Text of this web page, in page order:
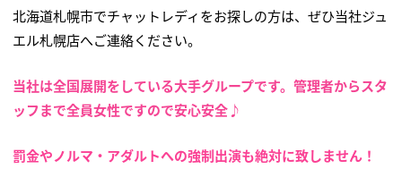
北海道札幌市でチャットレディをお探しの方は、ぜひ当社ジュ
エル札幌店へご連絡ください。
当社は全国展開をしている大手グループです。管理者からスタ
ッフまで全員女性ですので安心安全♪
罰金やノルマ・アダルトへの強制出演も絶対に致しません！